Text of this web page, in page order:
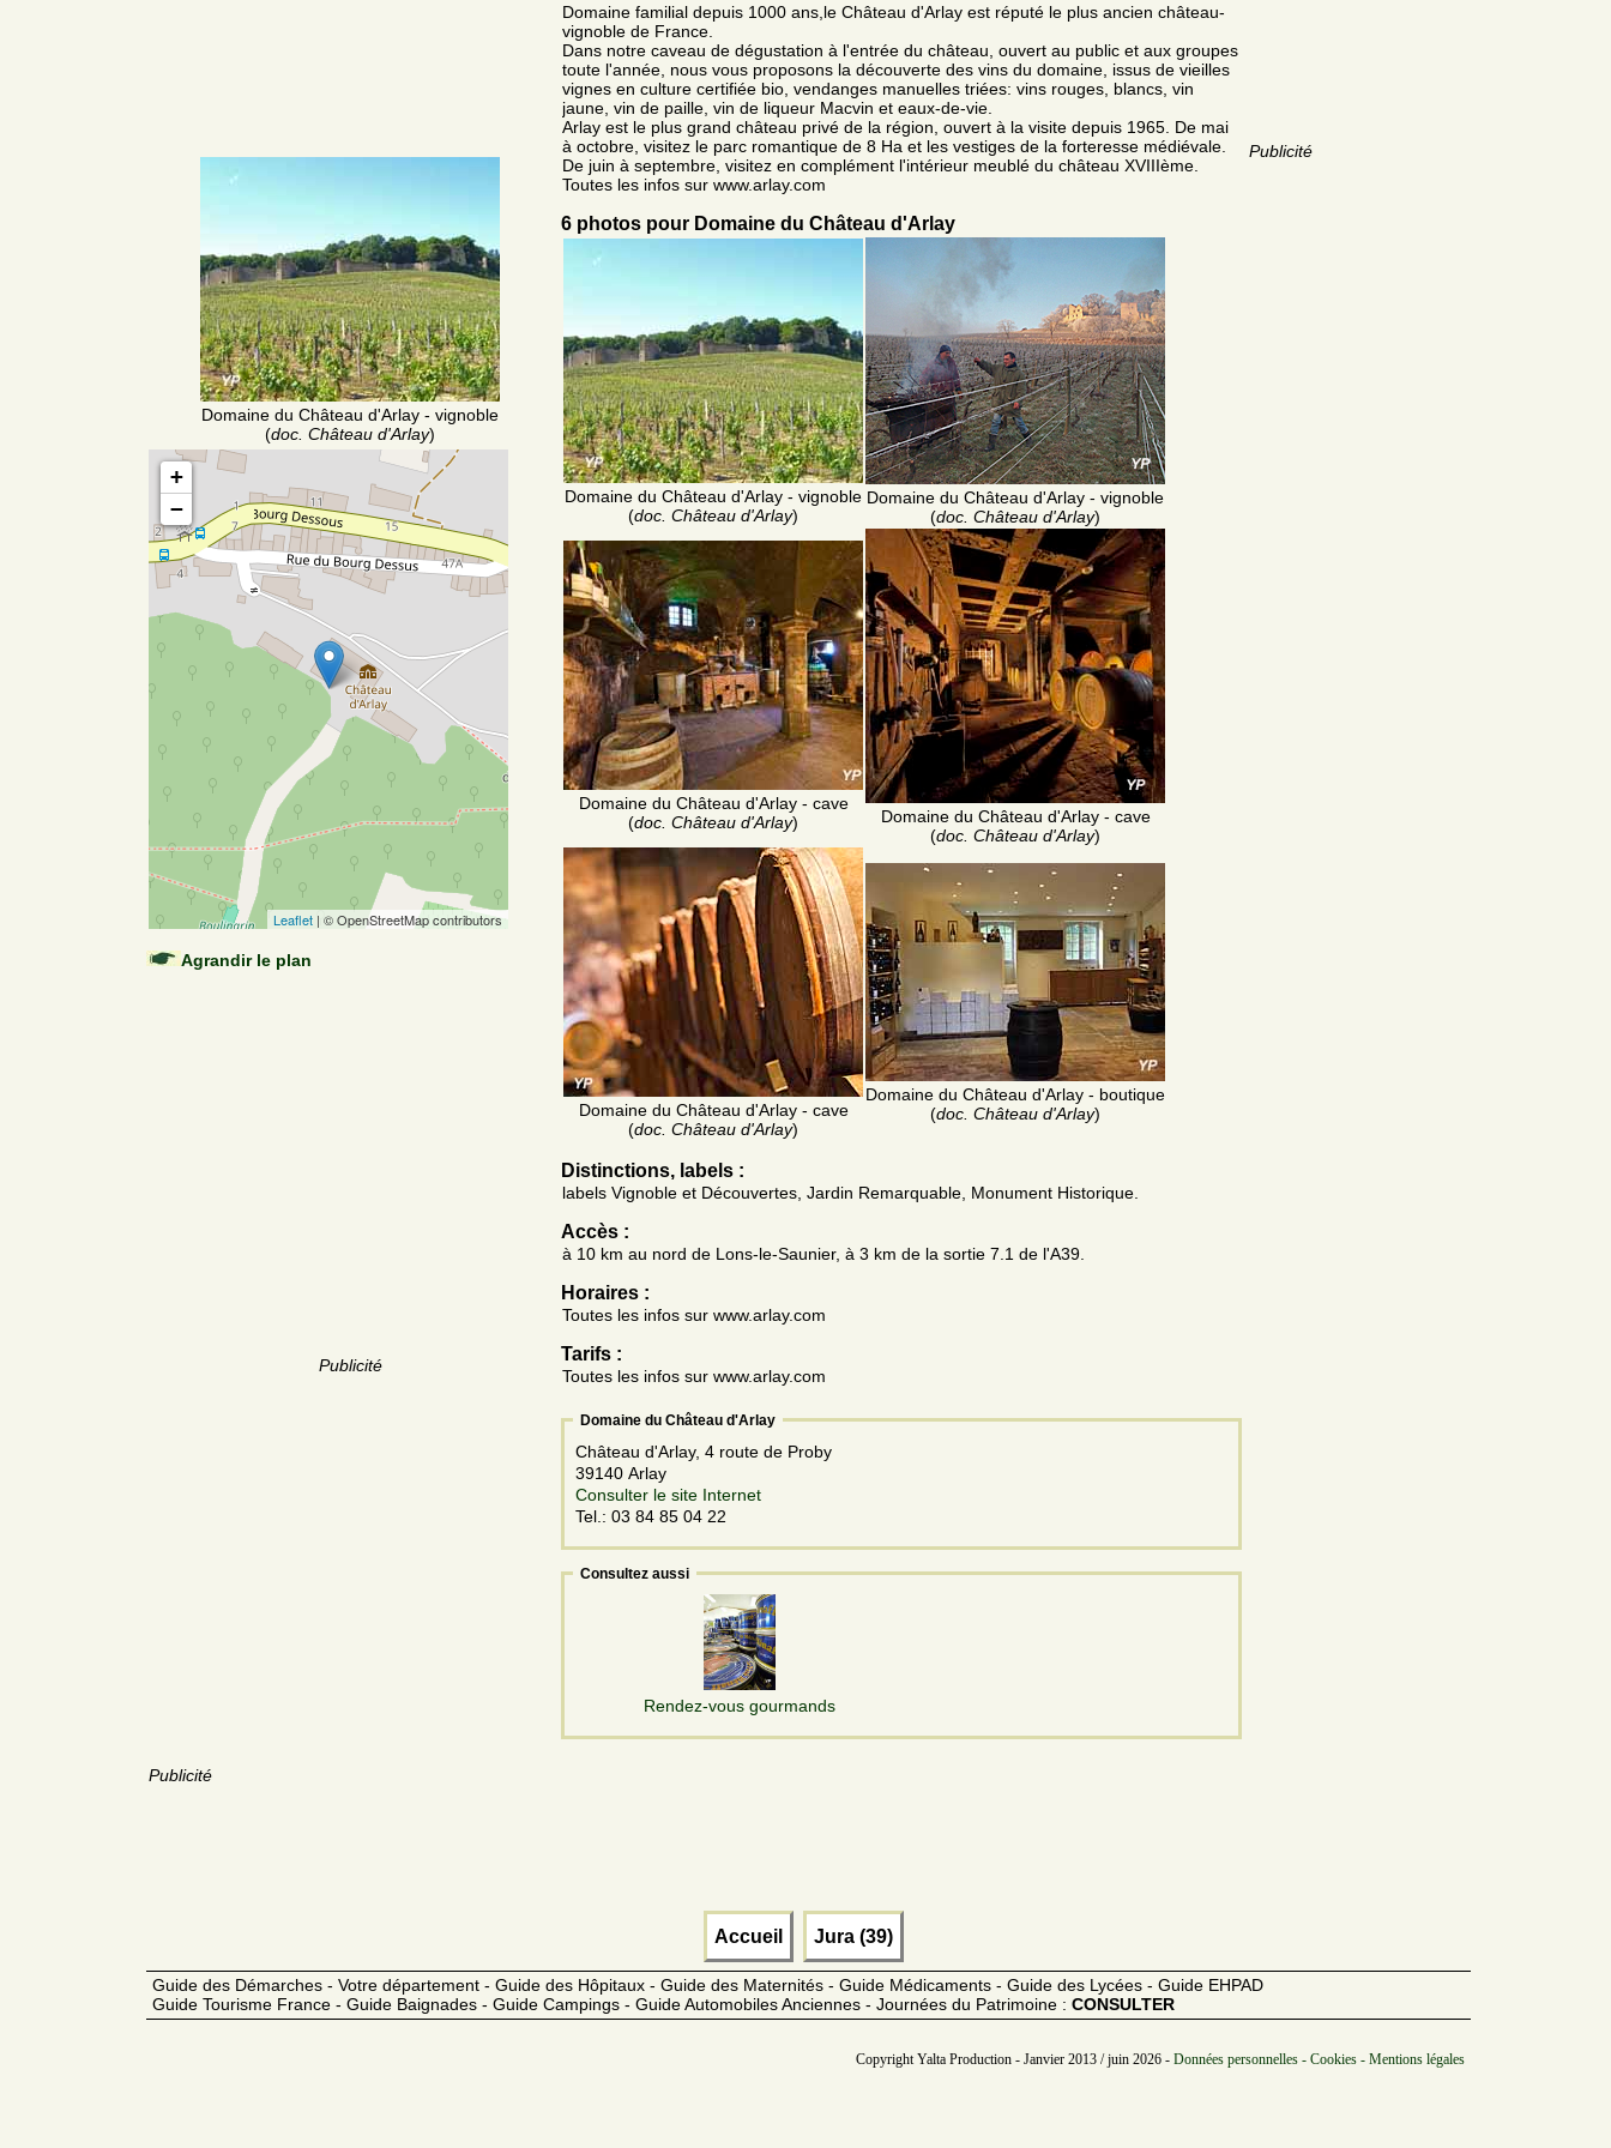
Domaine du Château d'Arlay - vignoble
(doc. Château d'Arlay)
+
−
Leaflet | © OpenStreetMap contributors
Agrandir le plan
Publicité
Publicité
Domaine familial depuis 1000 ans,le Château d'Arlay est réputé le plus ancien château-
vignoble de France.
Dans notre caveau de dégustation à l'entrée du château, ouvert au public et aux groupes
toute l'année, nous vous proposons la découverte des vins du domaine, issus de vieilles
vignes en culture certifiée bio, vendanges manuelles triées: vins rouges, blancs, vin
jaune, vin de paille, vin de liqueur Macvin et eaux-de-vie.
Arlay est le plus grand château privé de la région, ouvert à la visite depuis 1965. De mai
à octobre, visitez le parc romantique de 8 Ha et les vestiges de la forteresse médiévale.
De juin à septembre, visitez en complément l'intérieur meublé du château XVIIIème.
Toutes les infos sur www.arlay.com
6 photos pour Domaine du Château d'Arlay
Domaine du Château d'Arlay - vignoble
(doc. Château d'Arlay)
Domaine du Château d'Arlay - vignoble
(doc. Château d'Arlay)
Domaine du Château d'Arlay - cave
(doc. Château d'Arlay)
Domaine du Château d'Arlay - cave
(doc. Château d'Arlay)
Domaine du Château d'Arlay - cave
(doc. Château d'Arlay)
Domaine du Château d'Arlay - boutique
(doc. Château d'Arlay)
Distinctions, labels :
labels Vignoble et Découvertes, Jardin Remarquable, Monument Historique.
Accès :
à 10 km au nord de Lons-le-Saunier, à 3 km de la sortie 7.1 de l'A39.
Horaires :
Toutes les infos sur www.arlay.com
Tarifs :
Toutes les infos sur www.arlay.com
Domaine du Château d'Arlay
Château d'Arlay, 4 route de Proby
39140 Arlay
Consulter le site Internet
Tel.: 03 84 85 04 22
Consultez aussi
Rendez-vous gourmands
Publicité
Accueil Jura (39)
Guide des Démarches - Votre département - Guide des Hôpitaux - Guide des Maternités - Guide Médicaments - Guide des Lycées - Guide EHPAD
Guide Tourisme France - Guide Baignades - Guide Campings - Guide Automobiles Anciennes - Journées du Patrimoine : CONSULTER
Copyright Yalta Production - Janvier 2013 / juin 2026 - Données personnelles - Cookies - Mentions légales